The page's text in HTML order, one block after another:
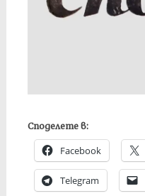
Споделете в:
Facebook
Telegram